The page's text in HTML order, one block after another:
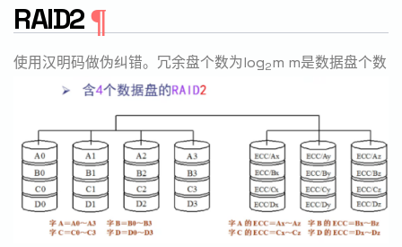
RAID2
使用汉明码做伪纠错。冗余盘个数为log2m m是数据盘个数